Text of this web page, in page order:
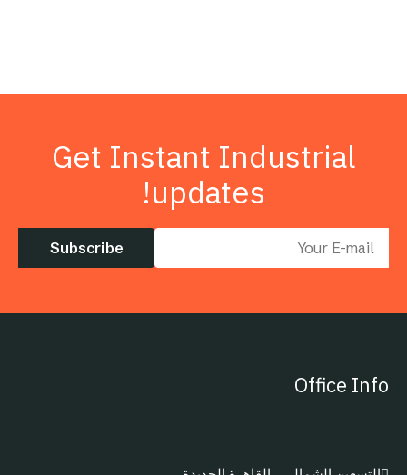
Get Instant Industrial
updates!
Subscribe
Office Info